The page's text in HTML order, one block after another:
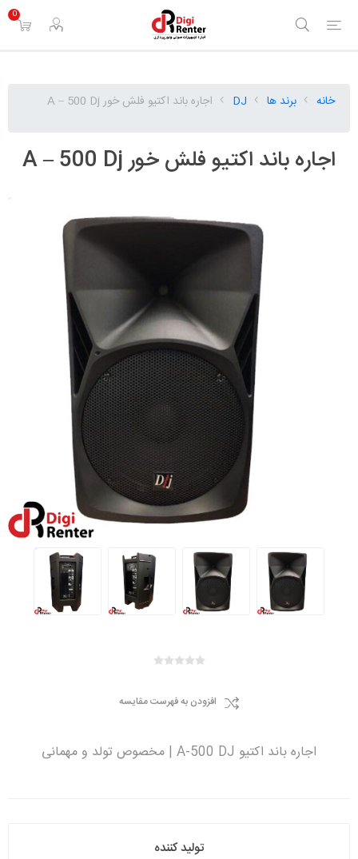
0
خانه برند ها DJ اجاره باند اکتیو فلش خور A – 500 Dj
اجاره باند اکتیو فلش خور A – 500 Dj
افزودن به فهرست مقایسه
اجاره باند اکتیو A-500 DJ | مخصوص تولد و مهمانی
تولید کننده